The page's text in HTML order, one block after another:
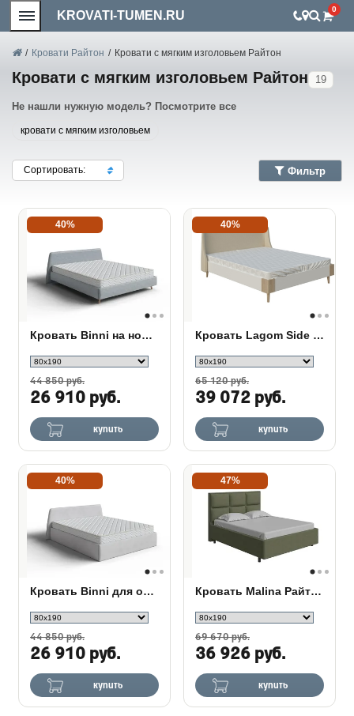
KROVATI-TUMEN.RU 0
/ Кровати Райтон / Кровати с мягким изголовьем Райтон
Кровати с мягким изголовьем Райтон 19
Не нашли нужную модель? Посмотрите все
кровати с мягким изголовьем
Сортировать: Фильтр
40%
Кровать Binni на ножках
44 850 руб.
26 910 руб.
купить
40%
Кровать Lagom Side Chips
65 120 руб.
39 072 руб.
купить
40%
Кровать Binni для основания с ПМ
44 850 руб.
26 910 руб.
купить
47%
Кровать Malina Райтон в ткани
69 670 руб.
36 926 руб.
купить